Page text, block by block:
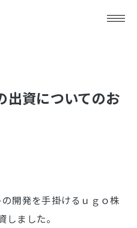
出資についてのお
開発を手掛けるｕｇｏ株
しました。